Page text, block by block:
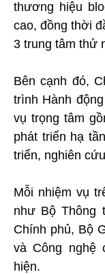
thương hiệu
cao, đồng thời
3 trung tâm thử
Bên cạnh đó,
trình Hành
vụ trọng tâm
phát triển hạ
triển, nghiên
Mỗi nhiệm vụ
như Bộ Thông
Chính phủ, Bộ
và Công nghệ
hiện.